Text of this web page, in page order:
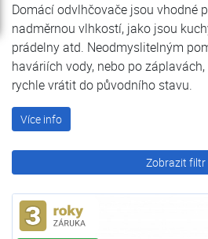
Domácí odvlhčovače jsou vhodné
nadměrnou vlhkostí, jako jsou
prádelny atd. Neodmyslitelným
haváriích vody, nebo po
rychle vrátit do původního stavu.
Více info
Zobrazit filtr